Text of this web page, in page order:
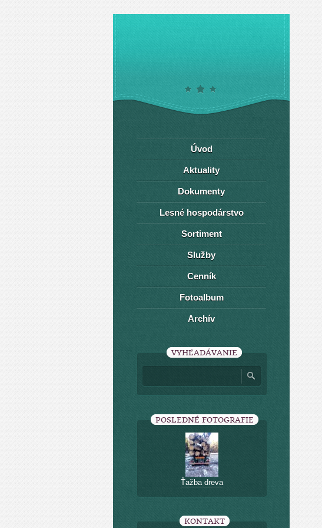
Úvod
Aktuality
Dokumenty
Lesné hospodárstvo
Sortiment
Služby
Cenník
Fotoalbum
Archív
VYHĽADÁVANIE
POSLEDNÉ FOTOGRAFIE
Ťažba dreva
KONTAKT